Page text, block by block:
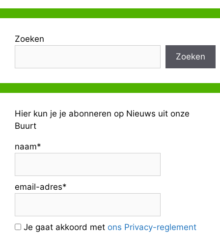
Zoeken
Zoeken
Hier kun je je abonneren op Nieuws uit onze
Buurt
naam*
email-adres*
Je gaat akkoord met ons Privacy-reglement